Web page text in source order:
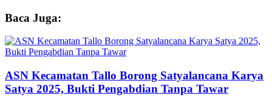
Baca Juga:
ASN Kecamatan Tallo Borong Satyalancana Karya
Satya 2025, Bukti Pengabdian Tanpa Tawar